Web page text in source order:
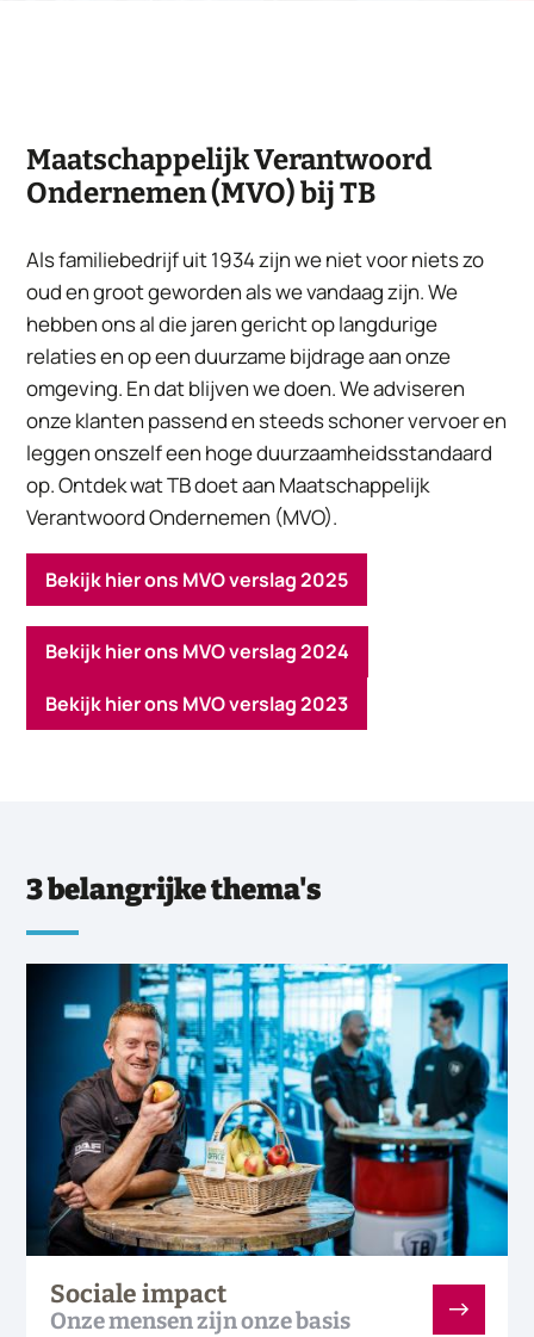
Maatschappelijk Verantwoord
Ondernemen (MVO) bij TB
Als familiebedrijf uit 1934 zijn we niet voor niets zo
oud en groot geworden als we vandaag zijn. We
hebben ons al die jaren gericht op langdurige
relaties en op een duurzame bijdrage aan onze
omgeving. En dat blijven we doen. We adviseren
onze klanten passend en steeds schoner vervoer en
leggen onszelf een hoge duurzaamheidsstandaard
op. Ontdek wat TB doet aan Maatschappelijk
Verantwoord Ondernemen (MVO).
Bekijk hier ons MVO verslag 2025
Bekijk hier ons MVO verslag 2024
Bekijk hier ons MVO verslag 2023
3 belangrijke thema's
Sociale impact
Onze mensen zijn onze basis